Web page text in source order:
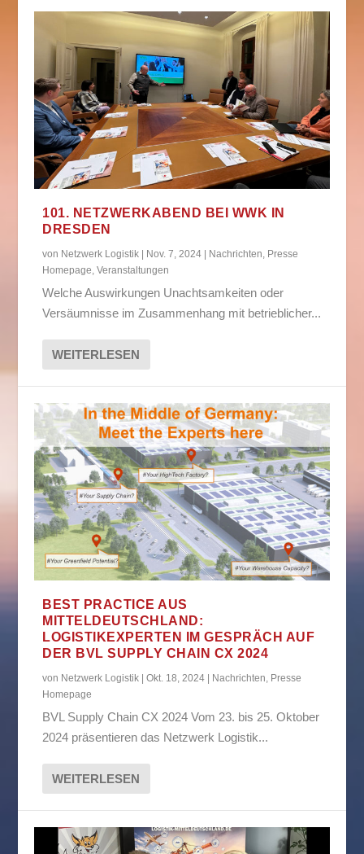
101. NETZWERKABEND BEI WWK IN
DRESDEN
von Netzwerk Logistik | Nov. 7, 2024 | Nachrichten Presse
Homepage ,Veranstaltungen
Welche Auswirkungen Unachtsamkeiten oder
Versäumnisse im Zusammenhang mit betrieblicher...
WEITERLESEN
BEST PRACTICE AUS
MITTELDEUTSCHLAND:
LOGISTIKEXPERTEN IM GESPRÄCH AUF
DER BVL SUPPLY CHAIN CX 2024
von Netzwerk Logistik |Okt. 18, 2024 | Nachrichten Presse
Homepage
BVL Supply Chain CX 2024 Vom 23. bis 25. Oktober
2024 präsentieren das Netzwerk Logistik...
WEITERLESEN